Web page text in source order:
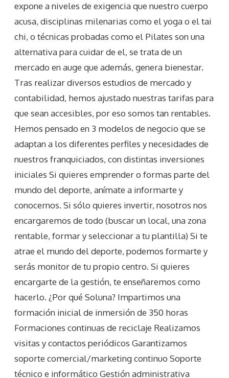
expone a niveles de exigencia que nuestro cuerpo
acusa, disciplinas milenarias como el yoga o el tai
chi, o técnicas probadas como el Pilates son una
alternativa para cuidar de el, se trata de un
mercado en auge que además, genera bienestar.
Tras realizar diversos estudios de mercado y
contabilidad, hemos ajustado nuestras tarifas para
que sean accesibles, por eso somos tan rentables.
Hemos pensado en 3 modelos de negocio que se
adaptan a los diferentes perfiles y necesidades de
nuestros franquiciados, con distintas inversiones
iniciales Si quieres emprender o formas parte del
mundo del deporte, anímate a informarte y
conocernos. Si sólo quieres invertir, nosotros nos
encargaremos de todo (buscar un local, una zona
rentable, formar y seleccionar a tu plantilla) Si te
atrae el mundo del deporte, podemos formarte y
serás monitor de tu propio centro. Si quieres
encargarte de la gestión, te enseñaremos como
hacerlo. ¿Por qué Soluna? Impartimos una
formación inicial de inmersión de 350 horas
Formaciones continuas de reciclaje Realizamos
visitas y contactos periódicos Garantizamos
soporte comercial/marketing continuo Soporte
técnico e informático Gestión administrativa